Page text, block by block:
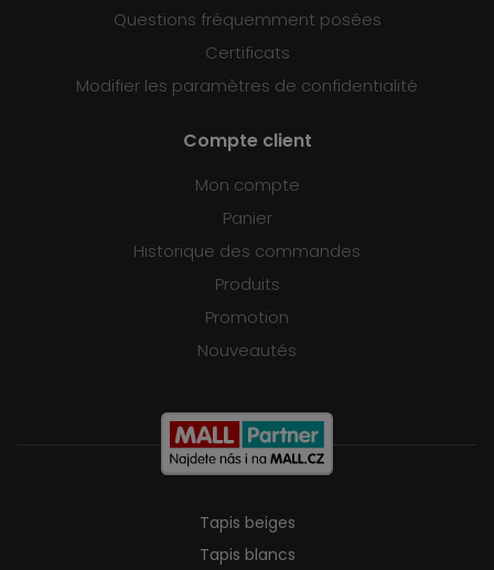
Questions fréquemment posées
Certificats
Modifier les paramètres de confidentialité
Compte client
Mon compte
Panier
Historique des commandes
Produits
Promotion
Nouveautés
Tapis beiges
Tapis blancs